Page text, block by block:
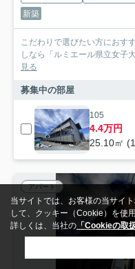
新築
こだわりで選びたい方におす
しなら「ルミエール県立女子
見る
募集中の部屋
105
4.4万円
25.10㎡
アパート
当サイトでは、お客様の当サイ
して、クッキー（Cookie）を使
詳しくは、当社の 「Cookieの取